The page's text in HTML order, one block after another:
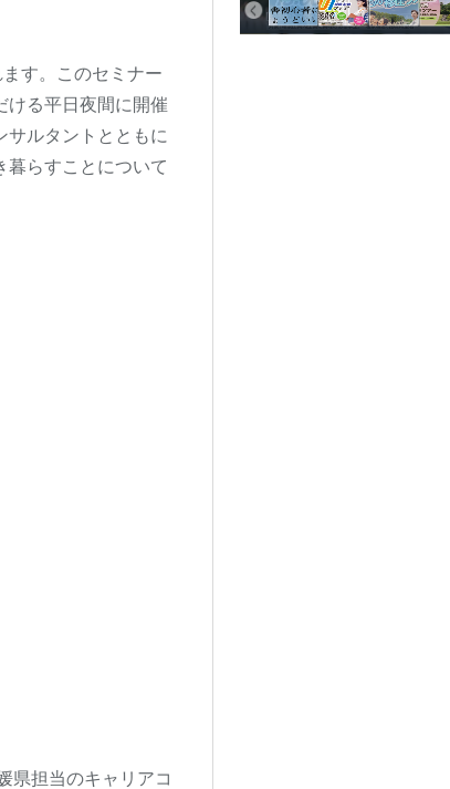
す。このセミナー
ける平日夜間に開催
サルタントとともに
暮らすことについて
県担当のキャリアコ